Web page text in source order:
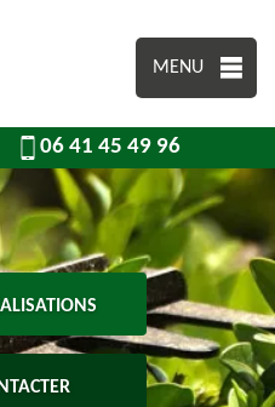
MENU
06 41 45 49 96